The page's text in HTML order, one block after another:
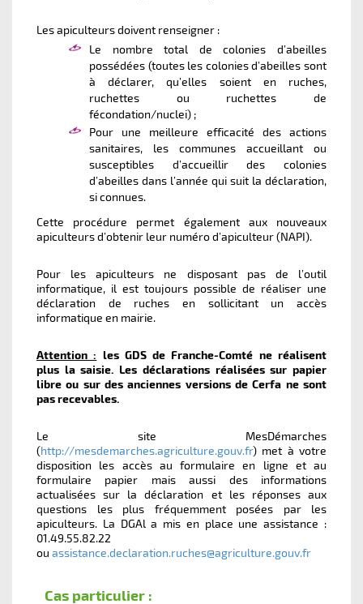
Les apiculteurs doivent renseigner :
Le nombre total de colonies d’abeilles
possédées (toutes les colonies d’abeilles sont
à déclarer, qu’elles soient en ruches,
ruchettes ou ruchettes de
fécondation/nuclei) ;
Pour une meilleure efficacité des actions
sanitaires, les communes accueillant ou
susceptibles d’accueillir des colonies
d’abeilles dans l’année qui suit la déclaration,
si connues.
Cette procédure permet également aux nouveaux
apiculteurs d’obtenir leur numéro d’apiculteur (NAPI).
Pour les apiculteurs ne disposant pas de l’outil
informatique, il est toujours possible de réaliser une
déclaration de ruches en sollicitant un accès
informatique en mairie.
Attention : les GDS de Franche-Comté ne réalisent
plus la saisie. Les déclarations réalisées sur papier
libre ou sur des anciennes versions de Cerfa ne sont
pas recevables.
Le site MesDémarches
(http://mesdemarches.agriculture.gouv.fr) met à votre
disposition les accès au formulaire en ligne et au
formulaire papier mais aussi des informations
actualisées sur la déclaration et les réponses aux
questions les plus fréquemment posées par les
apiculteurs. La DGAl a mis en place une assistance :
01.49.55.82.22
ou assistance.declaration.ruches@agriculture.gouv.fr
Cas particulier :